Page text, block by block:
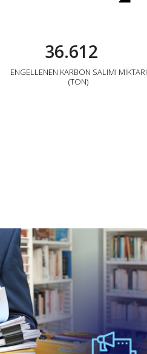
36.612
ENGELLENEN KARBON SALIMI MİKTARI
(TON)